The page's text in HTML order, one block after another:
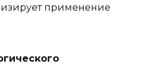
применение